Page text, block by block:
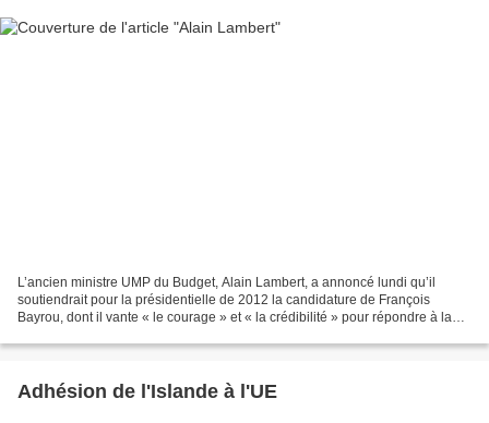
L’ancien ministre UMP du Budget, Alain Lambert, a annoncé lundi qu’il
soutiendrait pour la présidentielle de 2012 la candidature de François
Bayrou, dont il vante « le courage » et « la crédibilité » pour répondre à la
Adhésion de l'Islande à l'UE